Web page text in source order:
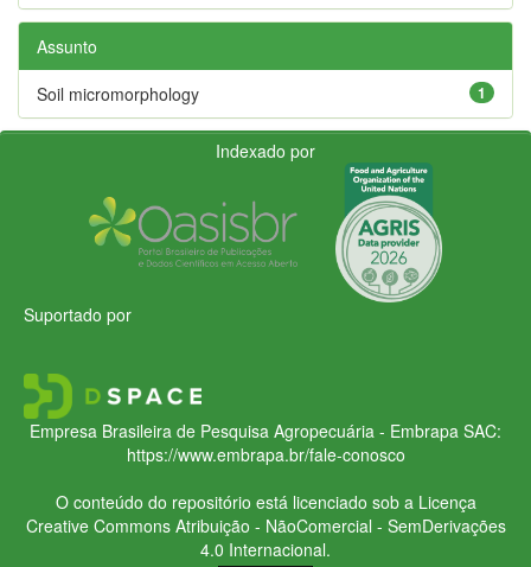
Assunto
1
Soil micromorphology
Indexado por
Suportado por
Empresa Brasileira de Pesquisa Agropecuária - Embrapa SAC:
https://www.embrapa.br/fale-conosco
O conteúdo do repositório está licenciado sob a Licença
Creative CommonsAtribuição - NãoComercial - SemDerivações
4.0 Internacional.